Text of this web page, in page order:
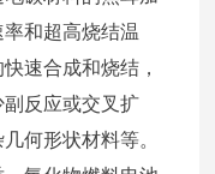
和超高烧结温
速合成和烧结，
反应或交叉扩
何形状材料等。